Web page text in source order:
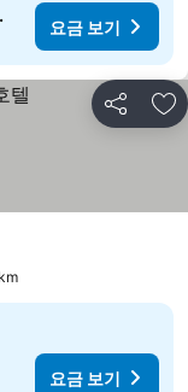
요금 보기
공유 즐
요금 보기